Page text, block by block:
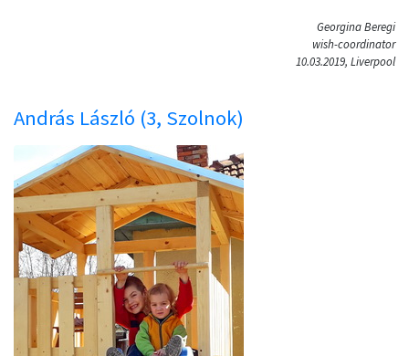
Georgina Beregi
wish-coordinator
10.03.2019, Liverpool
András László (3, Szolnok)